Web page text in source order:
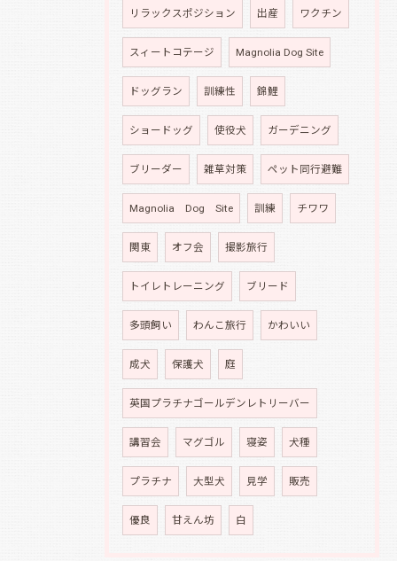
リラックスポジション 出産 ワクチン
スィートコテージ Magnolia Dog Site
ドッグラン 訓練性 錦鯉
ショードッグ 使役犬 ガーデニング
ブリーダー 雑草対策 ペット同行避難
Magnolia Dog Site 訓練 チワワ
関東 オフ会 撮影旅行
トイレトレーニング ブリード
多頭飼い わんこ旅行 かわいい
成犬 保護犬 庭
英国プラチナゴールデンレトリーバー
講習会 マグゴル 寝姿 犬種
プラチナ 大型犬 見学 販売
優良 甘えん坊 白